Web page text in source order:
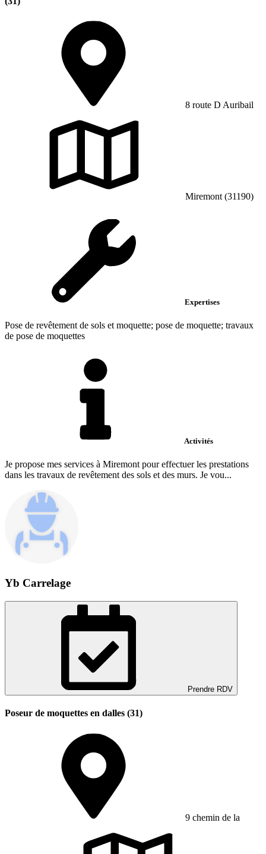
8 route D Auribail
Miremont (31190)
Expertises
Pose de revêtement de sols et moquette; pose de moquette; travaux
de pose de moquettes
Activités
Je propose mes services à Miremont pour effectuer les prestations
dans les travaux de revêtement des sols et des murs. Je vou...
Yb Carrelage
Prendre RDV
Poseur de moquettes en dalles (31)
9 chemin de la